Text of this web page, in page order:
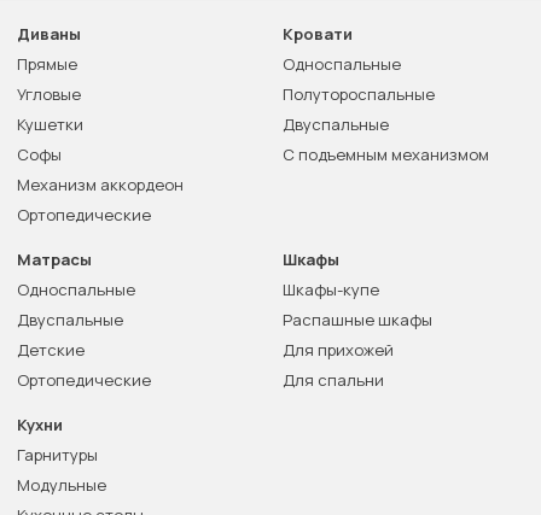
Диваны
Прямые
Угловые
Кушетки
Софы
Механизм аккордеон
Ортопедические
Кровати
Односпальные
Полутороспальные
Двуспальные
С подъемным механизмом
Матрасы
Односпальные
Двуспальные
Детские
Ортопедические
Шкафы
Шкафы-купе
Распашные шкафы
Для прихожей
Для спальни
Кухни
Гарнитуры
Модульные